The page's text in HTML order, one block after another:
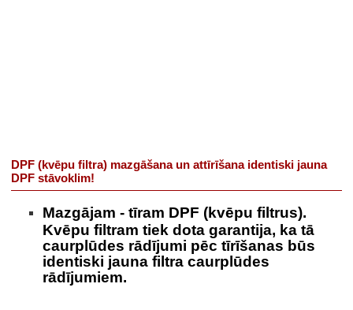
DPF (kvēpu filtra) mazgāšana un attīrīšana identiski jauna
DPF stāvoklim!
Mazgājam - tīram DPF (kvēpu filtrus).
Kvēpu filtram tiek dota garantija, ka tā
caurplūdes rādījumi pēc tīrīšanas būs
identiski jauna filtra caurplūdes
rādījumiem.